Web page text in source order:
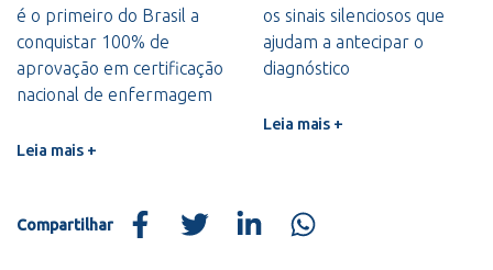
é o primeiro do Brasil a
conquistar 100% de
aprovação em certificação
nacional de enfermagem
Leia mais +
os sinais silenciosos que
ajudam a antecipar o
diagnóstico
Leia mais +
Compartilhar